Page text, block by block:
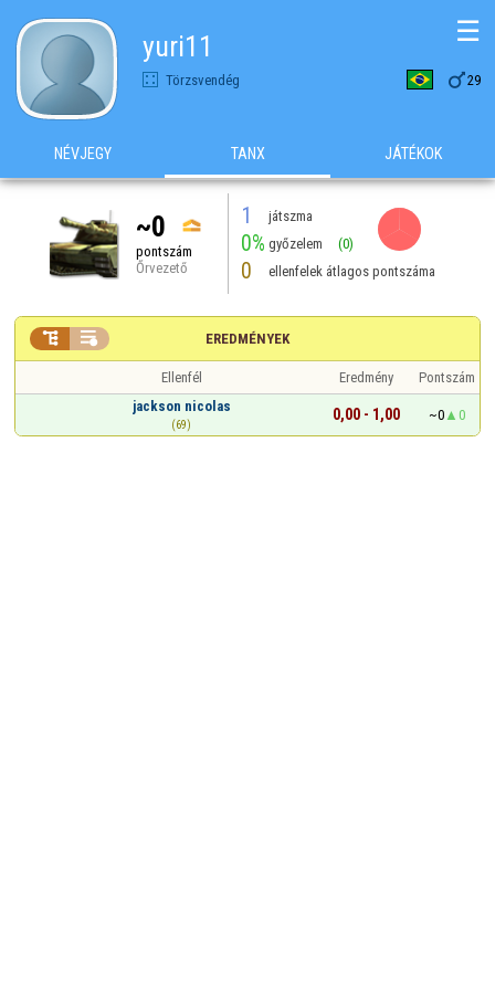
yuri11
Törzsvendég 29
☰
NÉVJEGY TANX JÁTÉKOK
~0
pontszám
Őrvezető
1 játszma
0% győzelem (0)
0 ellenfelek átlagos pontszáma
EREDMÉNYEK
 
Ellenfél Eredmény
Pontszám
jackson nicolas
(69)
0,00 - 1,00 ~0 0